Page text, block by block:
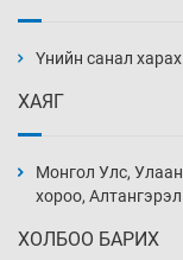
Үнийн санал харах
ХАЯГ
Монгол Улс,
хороо,
ХОЛБОО БАРИХ